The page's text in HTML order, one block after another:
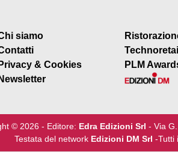
siamo
Privacy & Cookies
Newsletter
Technoretail
PLM
© 2026 - Editore: Edra Edizioni Srl - Via
Testata del network Edizioni DM Srl -Tutti